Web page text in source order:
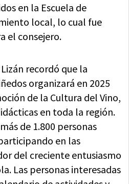
en la Escuela de
local, lo cual fue
el consejero.
recordó que la
organizará en 2025
de la Cultura del Vino,
en toda la región.
de 1.800 personas
en las
del creciente entusiasmo
Las personas interesadas